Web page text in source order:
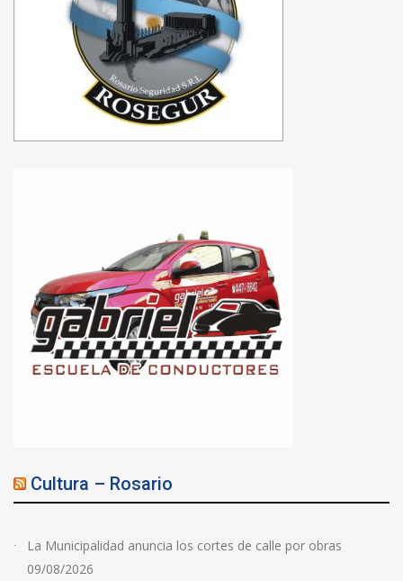
Cultura – Rosario
La Municipalidad anuncia los cortes de calle por obras
09/08/2026